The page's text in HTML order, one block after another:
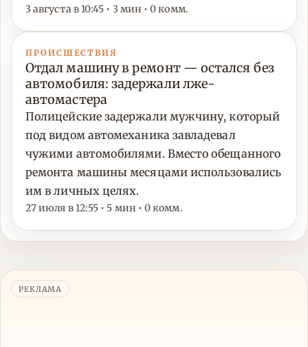
3 августа в 10:45 • 3 мин • 0 комм.
ПРОИСШЕСТВИЯ
Отдал машину в ремонт — остался без
автомобиля: задержали лже-
автомастера
Полицейские задержали мужчину, который
под видом автомеханика завладевал
чужими автомобилями. Вместо обещанного
ремонта машины месяцами использовались
им в личных целях.
27 июля в 12:55 • 5 мин • 0 комм.
РЕКЛАМА